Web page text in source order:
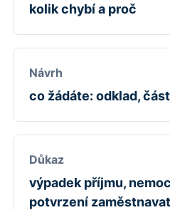
kolik chybí a proč
Návrh
co žádáte: odklad,
Důkaz
výpadek příjmu,
potvrzení